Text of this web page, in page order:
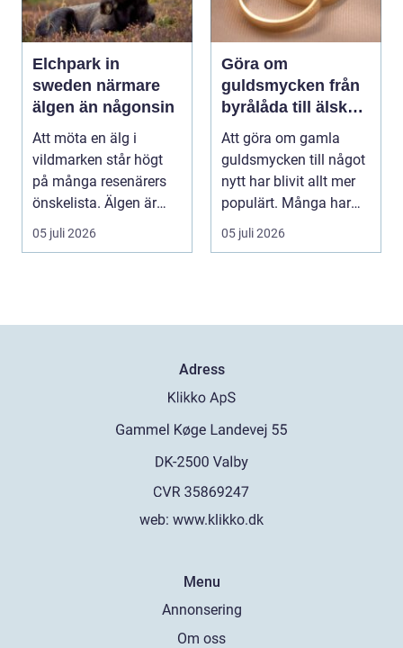
Elchpark in
sweden närmare
älgen än någonsin
Att möta en älg i
vildmarken står högt
på många resenärers
önskelista. Älgen är
Skandinaviens ikonis...
05 juli 2026
Göra om
guldsmycken från
byrålåda till älskad
favorit
Att göra om gamla
guldsmycken till något
nytt har blivit allt mer
populärt. Många har
ärvda ringar, ...
05 juli 2026
Adress
web: www.klikko.dk
Menu
Annonsering
Om oss